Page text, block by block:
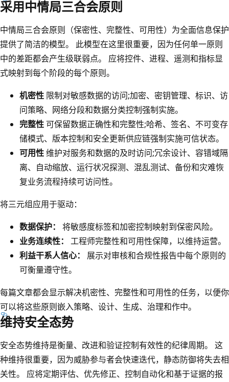
采用中情局三合会原则
中情局三合会原则（保密性、完整性、可用性）为全面信息保护
提供了简洁的模型。 此模型在这里很重要，因为任何单一原则
中的差距都会产生级联弱点。 应将控件、进程、遥测和指标显
式映射到每个阶段的每个原则。
机密性 限制对敏感数据的访问;加密、密钥管理、标识、访
问策略、网络分段和数据分类控制强制实施。
完整性可保留数据正确性和完整性;哈希、签名、不可变存
储模式、版本控制和安全更新供应链强制实施可信状态。
可用性维护对服务和数据的及时访问;冗余设计、容错域隔
离、自动缩放、运行状况探测、混乱测试、备份和灾难恢
复业务流程持续可访问性。
将三元组应用于驱动：
数据保护：
将敏感度标签和加密控制映射到保密风险。
业务连续性：
工程师完整性和可用性保障，以维持运营。
利益干系人信心：
展示对审核和合规性报告中每个原则的
可衡量遵守性。
每篇文章都会显示解决机密性、完整性和可用性的任务，以便你
可以将这些原则嵌入策略、设计、生成、治理和作中。
维持安全态势
安全态势维持是衡量、改进和验证控制有效性的纪律周期。 这
种维持很重要，因为威胁参与者会快速迭代，静态防御将失去相
关性。 应将定期评估、优先修正、控制自动化和基于证据的报